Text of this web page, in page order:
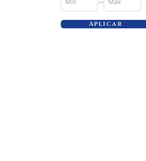
Aplicar